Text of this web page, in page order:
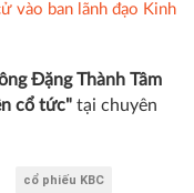
Đặng Thành Tâm
cổ tức" tại chuyên